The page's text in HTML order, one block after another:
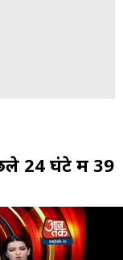
24 घंटे में 39